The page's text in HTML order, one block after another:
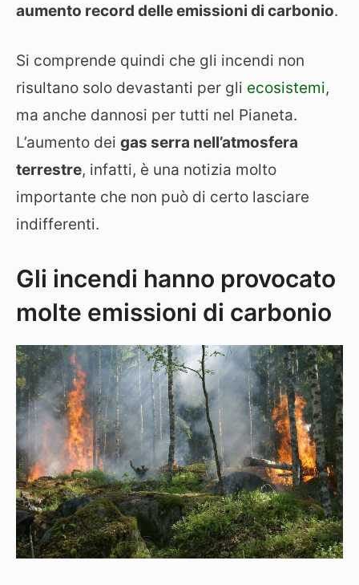
aumento record delle emissioni di carbonio.
Si comprende quindi che gli incendi non
risultano solo devastanti per gli ecosistemi,
ma anche dannosi per tutti nel Pianeta.
L’aumento dei gas serra nell’atmosfera
terrestre, infatti, è una notizia molto
importante che non può di certo lasciare
indifferenti.
Gli incendi hanno provocato
molte emissioni di carbonio